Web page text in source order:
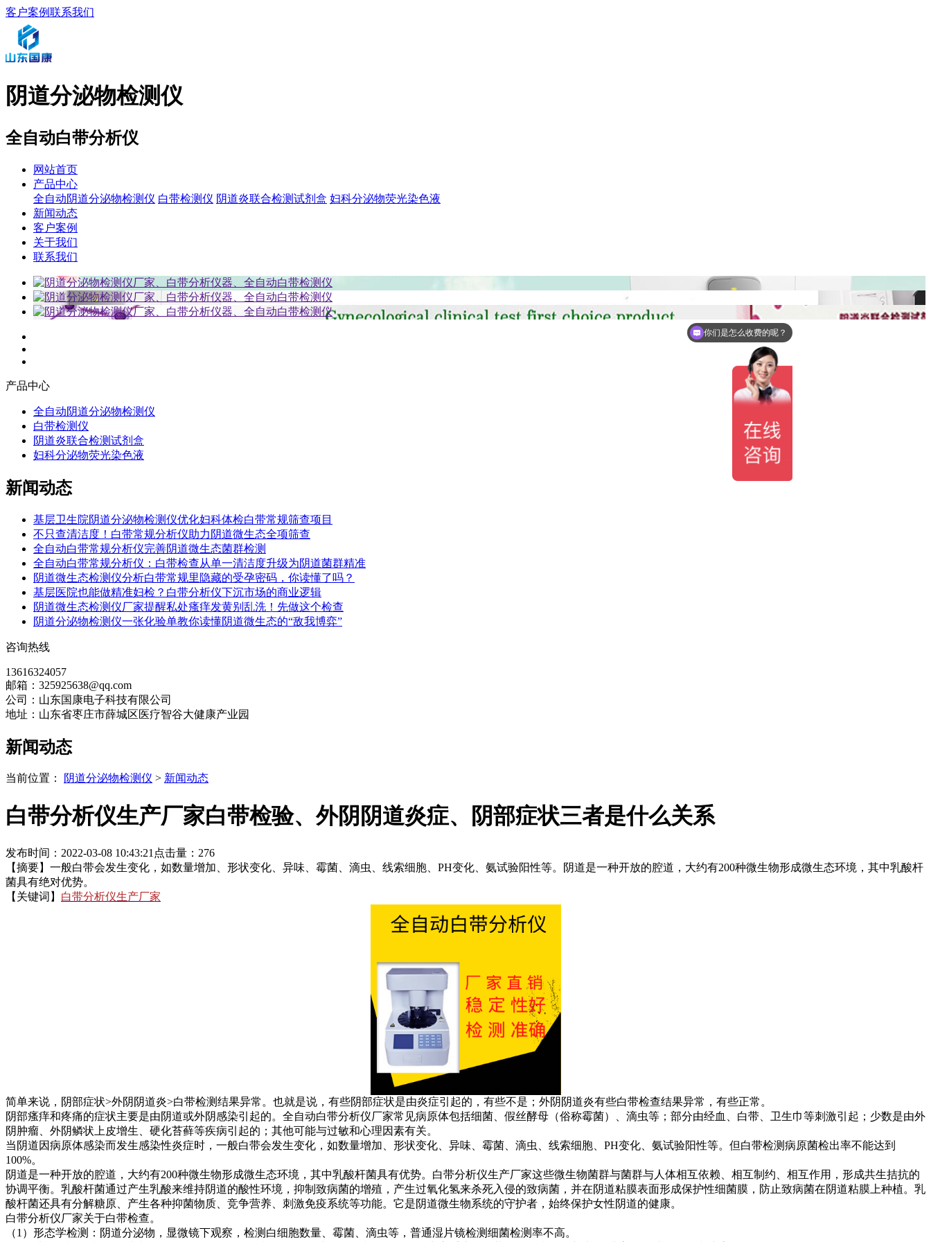
客户案例联系我们
阴道分泌物检测仪
全自动白带分析仪
网站首页
产品中心
全自动阴道分泌物检测仪 白带检测仪 阴道炎联合检测试剂盒 妇科分泌物荧光染色液
新闻动态
客户案例
关于我们
联系我们
产品中心
全自动阴道分泌物检测仪
白带检测仪
阴道炎联合检测试剂盒
妇科分泌物荧光染色液
新闻动态
基层卫生院阴道分泌物检测仪优化妇科体检白带常规筛查项目
不只查清洁度！白带常规分析仪助力阴道微生态全项筛查
全自动白带常规分析仪完善阴道微生态菌群检测
全自动白带常规分析仪：白带检查从单一清洁度升级为阴道菌群精准
阴道微生态检测仪分析白带常规里隐藏的受孕密码，你读懂了吗？
基层医院也能做精准妇检？白带分析仪下沉市场的商业逻辑
阴道微生态检测仪厂家提醒私处瘙痒发黄别乱洗！先做这个检查
阴道分泌物检测仪一张化验单教你读懂阴道微生态的“敌我博弈”
咨询热线
13616324057
邮箱：325925638@qq.com
公司：山东国康电子科技有限公司
地址：山东省枣庄市薛城区医疗智谷大健康产业园
新闻动态
当前位置： 阴道分泌物检测仪 > 新闻动态
白带分析仪生产厂家白带检验、外阴阴道炎症、阴部症状三者是什么关系
发布时间：2022-03-08 10:43:21 点击量： 276
【摘要】一般白带会发生变化，如数量增加、形状变化、异味、霉菌、滴虫、线索细胞、PH变化、氨试验阳性等。阴道是一种开放的腔道，大约有200种微生物形成微生态环境，其中乳酸杆
菌具有绝对优势。
【关键词】 白带分析仪生产厂家
简单来说，阴部症状>外阴阴道炎>白带检测结果异常。也就是说，有些阴部症状是由炎症引起的，有些不是；外阴阴道炎有些白带检查结果异常，有些正常。
阴部瘙痒和疼痛的症状主要是由阴道或外阴感染引起的。全自动白带分析仪厂家常见病原体包括细菌、假丝酵母（俗称霉菌）、滴虫等；部分由经血、白带、卫生巾等刺激引起；少数是由外
阴肿瘤、外阴鳞状上皮增生、硬化苔藓等疾病引起的；其他可能与过敏和心理因素有关。
当阴道因病原体感染而发生感染性炎症时，一般白带会发生变化，如数量增加、形状变化、异味、霉菌、滴虫、线索细胞、PH变化、氨试验阳性等。但白带检测病原菌检出率不能达到
100%。
阴道是一种开放的腔道，大约有200种微生物形成微生态环境，其中乳酸杆菌具有优势。白带分析仪生产厂家这些微生物菌群与菌群与人体相互依赖、相互制约、相互作用，形成共生拮抗的
协调平衡。乳酸杆菌通过产生乳酸来维持阴道的酸性环境，抑制致病菌的增殖，产生过氧化氢来杀死入侵的致病菌，并在阴道粘膜表面形成保护性细菌膜，防止致病菌在阴道粘膜上种植。乳
酸杆菌还具有分解糖原、产生各种抑菌物质、竞争营养、刺激免疫系统等功能。它是阴道微生物系统的守护者，始终保护女性阴道的健康。
白带分析仪厂家关于白带检查。
（1）形态学检测：阴道分泌物，显微镜下观察，检测白细胞数量、霉菌、滴虫等，普通湿片镜检测细菌检测率不高。
你们是怎么收费的呢？